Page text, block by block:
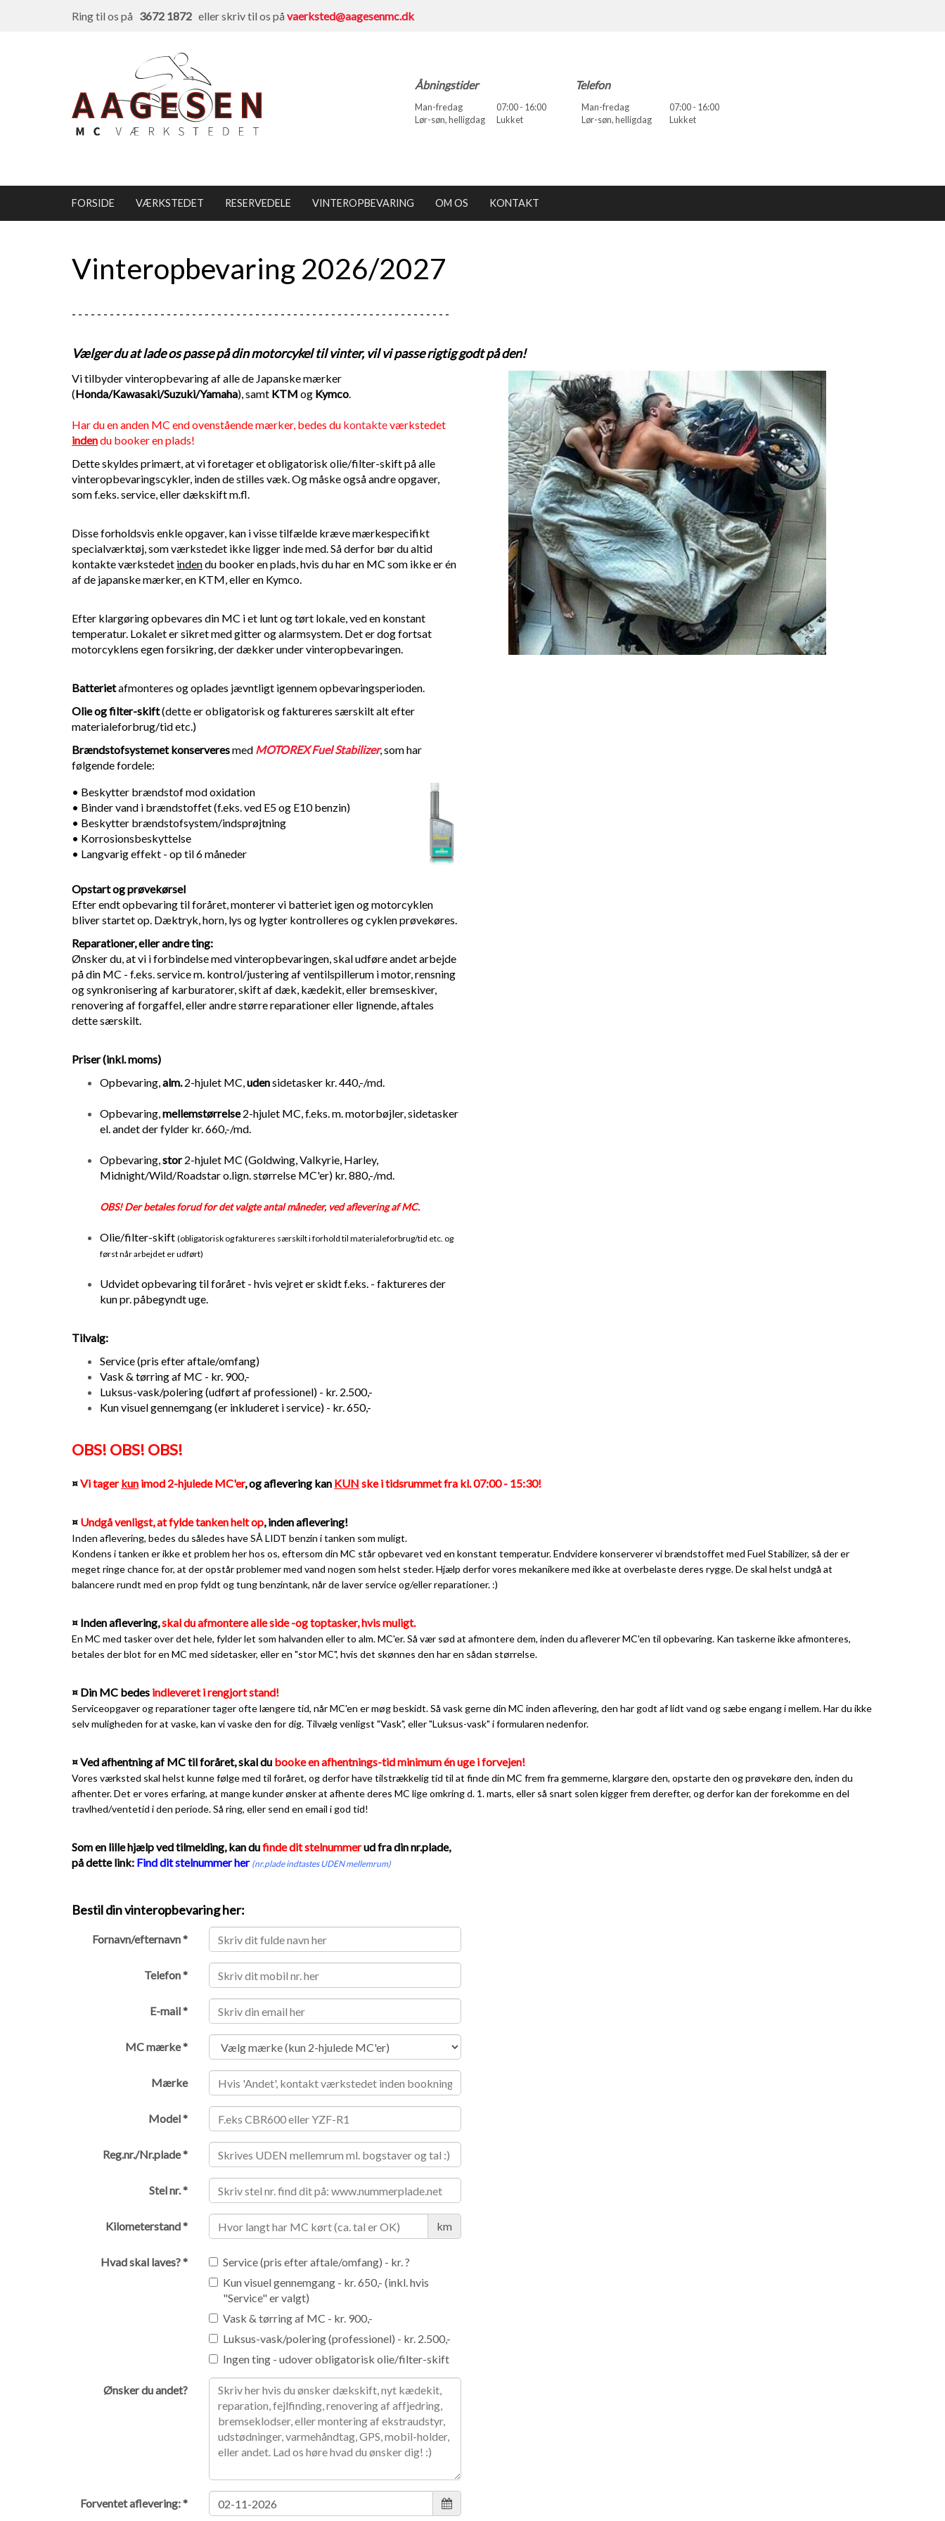
Ring til os på 3672 1872 eller skriv til os på vaerksted@aagesenmc.dk
Åbningstider
Man-fredag
07:00 - 16:00
Lør-søn, helligdag
Lukket
Telefon
Man-fredag
07:00 - 16:00
Lør-søn, helligdag
Lukket
FORSIDE VÆRKSTEDET RESERVEDELE VINTEROPBEVARING OM OS KONTAKT
Vinteropbevaring 2026/2027
- - - - - - - - - - - - - - - - - - - - - - - - - - - - - - - - - - - - - - - - - - - - - - - - - - - - - - - - - - - -
Vælger du at lade os passe på din motorcykel til vinter, vil vi passe rigtig godt på den!
Vi tilbyder vinteropbevaring af alle de Japanske mærker
(Honda/Kawasaki/Suzuki/Yamaha), samt KTM og Kymco.
Har du en anden MC end ovenstående mærker, bedes du kontakteværkstedet
indendu booker en plads!
Dette skyldes primært, at vi foretager et obligatorisk olie/filter-skift på alle
vinteropbevaringscykler, inden de stilles væk. Og måske også andre opgaver,
som f.eks. service, eller dækskift m.fl.
Disse forholdsvis enkle opgaver, kan i visse tilfælde kræve mærkespecifikt
specialværktøj, som værkstedet ikke ligger inde med. Så derfor bør du altid
kontakte værkstedet indendu booker en plads, hvis du har en MC som ikke er én
af de japanske mærker, en KTM, eller en Kymco.
Efter klargøring opbevares din MC i et lunt og tørt lokale, ved en konstant
temperatur. Lokalet er sikret med gitter og alarmsystem. Det er dog fortsat
motorcyklens egen forsikring, der dækker under vinteropbevaringen.
Batterietafmonteres og oplades jævntligt igennem opbevaringsperioden.
Olie og filter-skift(dette er obligatorisk og faktureres særskilt alt efter
materialeforbrug/tid etc.)
Brændstofsystemet konserveresmed MOTOREX Fuel Stabilizer, som har
følgende fordele:
• Beskytter brændstof mod oxidation
• Binder vand i brændstoffet (f.eks. ved E5 og E10 benzin)
• Beskytter brændstofsystem/indsprøjtning
• Korrosionsbeskyttelse
• Langvarig effekt - op til 6 måneder
Opstart og prøvekørsel
Efter endt opbevaring til foråret, monterer vi batteriet igen og motorcyklen
bliver startet op. Dæktryk, horn, lys og lygter kontrolleres og cyklen prøvekøres.
Reparationer, eller andre ting:
Ønsker du, at vi i forbindelse med vinteropbevaringen, skal udføre andet arbejde
på din MC - f.eks. service m. kontrol/justering af ventilspillerum i motor, rensning
og synkronisering af karburatorer, skift af dæk, kædekit, eller bremseskiver,
renovering af forgaffel, eller andre større reparationer eller lignende, aftales
dette særskilt.
Priser (inkl. moms)
Opbevaring,alm.2-hjulet MC,udensidetasker kr. 440,-/md.
Opbevaring,mellemstørrelse2-hjulet MC, f.eks. m. motorbøjler, sidetasker
el. andet der fylder kr. 660,-/md.
Opbevaring,stor2-hjulet MC (Goldwing, Valkyrie, Harley,
Midnight/Wild/Roadstar o.lign. størrelse MC'er) kr. 880,-/md.
OBS! Der betales forud for det valgte antal måneder, ved aflevering af MC.
Olie/filter-skift (obligatorisk og faktureres særskilt i forhold til materialeforbrug/tid etc. og
først når arbejdet er udført)
Udvidet opbevaring til foråret - hvis vejret er skidt f.eks. - faktureres der
kun pr. påbegyndt uge.
Tilvalg:
Service (pris efter aftale/omfang)
Vask & tørring af MC - kr. 900,-
Luksus-vask/polering (udført af professionel) - kr. 2.500,-
Kun visuel gennemgang (er inkluderet i service) - kr. 650,-
OBS! OBS! OBS!
¤Vi tagerkun imod 2-hjulede MC'er, og aflevering kan KUN ske i tidsrummet fra kl. 07:00 - 15:30!
¤ Undgå venligst, at fylde tanken helt op, inden aflevering!
Inden aflevering, bedes du således have SÅ LIDT benzin i tanken som muligt.
Kondens i tanken er ikke et problem her hos os, eftersom din MC står opbevaret ved en konstant temperatur. Endvidere konserverer vi brændstoffet med Fuel Stabilizer, så der er
meget ringe chance for, at der opstår problemer med vand nogen som helst steder. Hjælp derfor vores mekanikere med ikke at overbelaste deres rygge. De skal helst undgå at
balancere rundt med en prop fyldt og tung benzintank, når de laver service og/eller reparationer. :)
¤ Inden aflevering,skal du afmontere alle side -og toptasker, hvis muligt.
En MC med tasker over det hele, fylder let som halvanden eller to alm. MC'er. Så vær sød at afmontere dem, inden du afleverer MC'en til opbevaring. Kan taskerne ikke afmonteres,
betales der blot for en MC med sidetasker, eller en "stor MC", hvis det skønnes den har en sådan størrelse.
¤ Din MC bedes indleveret i rengjort stand!
Serviceopgaver og reparationer tager ofte længere tid, når MC'en er møg beskidt. Så vask gerne din MC inden aflevering, den har godt af lidt vand og sæbe engang i mellem. Har du ikke
selv muligheden for at vaske, kan vi vaske den for dig. Tilvælg venligst "Vask", eller "Luksus-vask" i formularen nedenfor.
¤ Ved afhentning af MC til foråret, skal du booke en afhentnings-tid minimum én uge i forvejen!
Vores værksted skal helst kunne følge med til foråret, og derfor have tilstrækkelig tid til at finde din MC frem fra gemmerne, klargøre den, opstarte den og prøvekøre den, inden du
afhenter. Det er vores erfaring, at mange kunder ønsker at afhente deres MC lige omkring d. 1. marts, eller så snart solen kigger frem derefter, og derfor kan der forekomme en del
travlhed/ventetid i den periode. Så ring, eller send en email i god tid!
Som en lille hjælp ved tilmelding, kan dufinde dit stelnummerud fra din nr.plade,
på dette link: Find dit stelnummer her (nr.plade indtastes UDEN mellemrum)
Bestil din vinteropbevaring her:
Fornavn/efternavn *
Telefon *
E-mail *
MC mærke *
Mærke
Model *
Reg.nr./Nr.plade *
Stel nr. *
Kilometerstand * km
Hvad skal laves? *
Service (pris efter aftale/omfang) - kr. ?
Kun visuel gennemgang - kr. 650,- (inkl. hvis
"Service" er valgt)
Vask & tørring af MC - kr. 900,-
Luksus-vask/polering (professionel) - kr. 2.500,-
Ingen ting - udover obligatorisk olie/filter-skift
Ønsker du andet?
Forventet aflevering: *